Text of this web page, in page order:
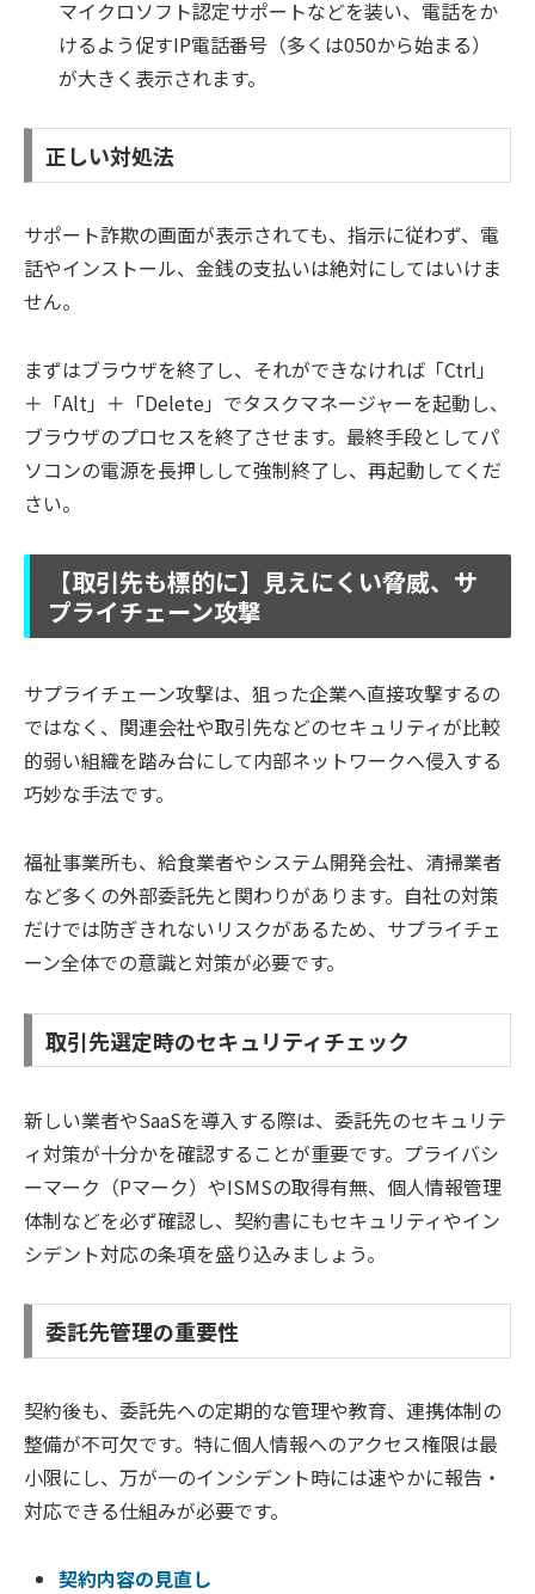
マイクロソフト認定サポートなどを装い、電話をか
けるよう促すIP電話番号（多くは050から始まる）
が大きく表示されます。
正しい対処法
サポート詐欺の画面が表示されても、指示に従わず、電
話やインストール、金銭の支払いは絶対にしてはいけま
せん。
まずはブラウザを終了し、それができなければ「Ctrl」
＋「Alt」＋「Delete」でタスクマネージャーを起動し、
ブラウザのプロセスを終了させます。最終手段としてパ
ソコンの電源を長押しして強制終了し、再起動してくだ
さい。
【取引先も標的に】見えにくい脅威、サ
プライチェーン攻撃
サプライチェーン攻撃は、狙った企業へ直接攻撃するの
ではなく、関連会社や取引先などのセキュリティが比較
的弱い組織を踏み台にして内部ネットワークへ侵入する
巧妙な手法です。
福祉事業所も、給食業者やシステム開発会社、清掃業者
など多くの外部委託先と関わりがあります。自社の対策
だけでは防ぎきれないリスクがあるため、サプライチェ
ーン全体での意識と対策が必要です。
取引先選定時のセキュリティチェック
新しい業者やSaaSを導入する際は、委託先のセキュリテ
ィ対策が十分かを確認することが重要です。プライバシ
ーマーク（Pマーク）やISMSの取得有無、個人情報管理
体制などを必ず確認し、契約書にもセキュリティやイン
シデント対応の条項を盛り込みましょう。
委託先管理の重要性
契約後も、委託先への定期的な管理や教育、連携体制の
整備が不可欠です。特に個人情報へのアクセス権限は最
小限にし、万が一のインシデント時には速やかに報告・
対応できる仕組みが必要です。
契約内容の見直し